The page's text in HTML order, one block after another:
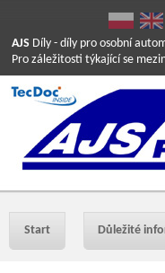
AJS Díly - díly pro osobní
Pro záležitosti týkající se
Start Důležité